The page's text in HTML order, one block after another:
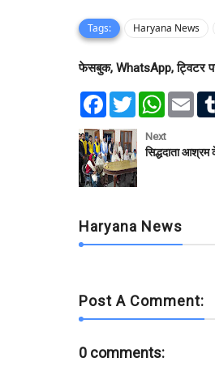
Tags: Haryana News
फेसबुक, WhatsApp, ट्विटर
F
e
b
o
o
k
T
w
t
e
r
W
t
s
A
E
l
Next
सिद्धदाता आश्रम
Haryana News
Post A Comment:
0 comments: